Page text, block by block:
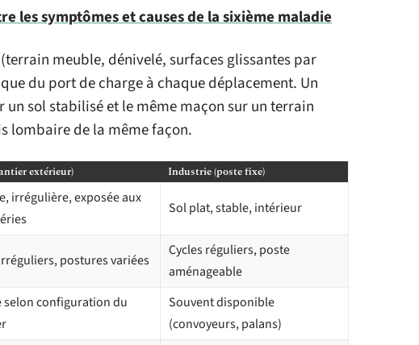
les symptômes et causes de la sixième maladie
meuble, dénivelé, surfaces glissantes par
du port de charge à chaque déplacement. Un
sol stabilisé et le même maçon sur un terrain
lombaire de la même façon.
extérieur) Industrie (poste fixe)
irrégulière, exposée aux
Sol plat, stable, intérieur
postures variées
Cycles réguliers, poste
aménageable
selon configuration du
Souvent disponible
(convoyeurs, palans)